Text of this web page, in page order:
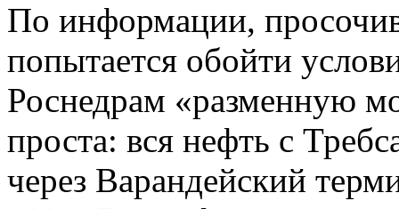
По информации,
попытается обойти
Роснедрам «разменную
проста: вся нефть с
через Варандейский